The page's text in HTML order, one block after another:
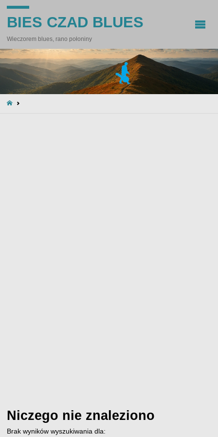
BIES CZAD BLUES
Wieczorem blues, rano połoniny
STRONA
Niczego nie znaleziono
Brak wyników wyszukiwania dla: